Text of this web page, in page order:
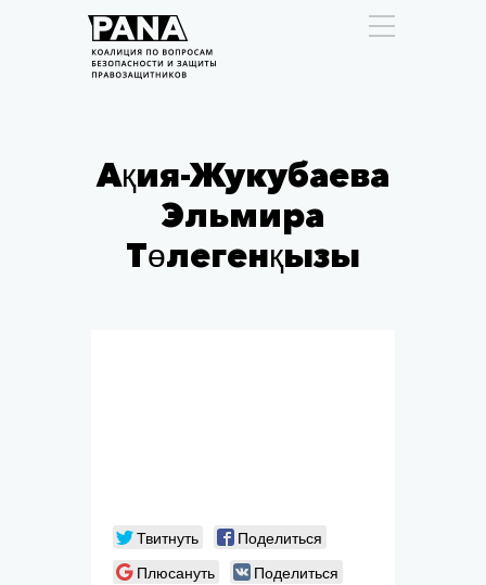
Ақия-Жукубаева
Эльмира
Төлегенқызы
Твитнуть
Поделиться
Плюсануть
Поделиться